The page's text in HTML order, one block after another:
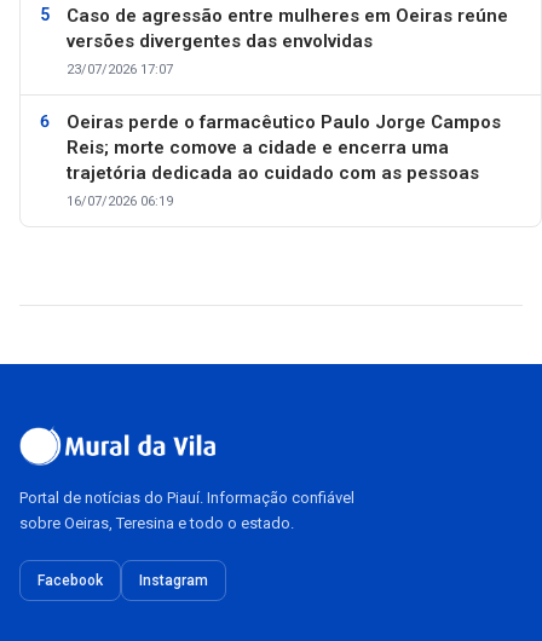
Caso de agressão entre mulheres em Oeiras reúne
versões divergentes das envolvidas
23/07/2026 17:07
Oeiras perde o farmacêutico Paulo Jorge Campos
Reis; morte comove a cidade e encerra uma
trajetória dedicada ao cuidado com as pessoas
16/07/2026 06:19
Portal de notícias do Piauí. Informação confiável
sobre Oeiras, Teresina e todo o estado.
Facebook Instagram